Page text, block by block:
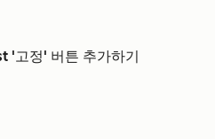
'고정' 버튼 추가하기